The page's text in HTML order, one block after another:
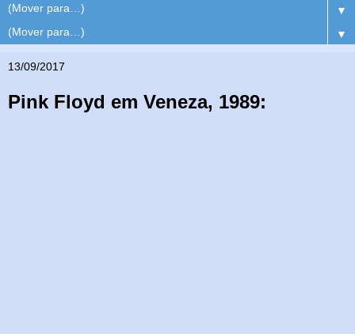
▼
▼
13/09/2017
Pink Floyd em Veneza, 1989: